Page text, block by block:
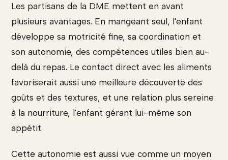
Les partisans de la DME mettent en avant
plusieurs avantages. En mangeant seul, l'enfant
développe sa motricité fine, sa coordination et
son autonomie, des compétences utiles bien au-
delà du repas. Le contact direct avec les aliments
favoriserait aussi une meilleure découverte des
goûts et des textures, et une relation plus sereine
à la nourriture, l'enfant gérant lui-même son
appétit.
Cette autonomie est aussi vue comme un moyen